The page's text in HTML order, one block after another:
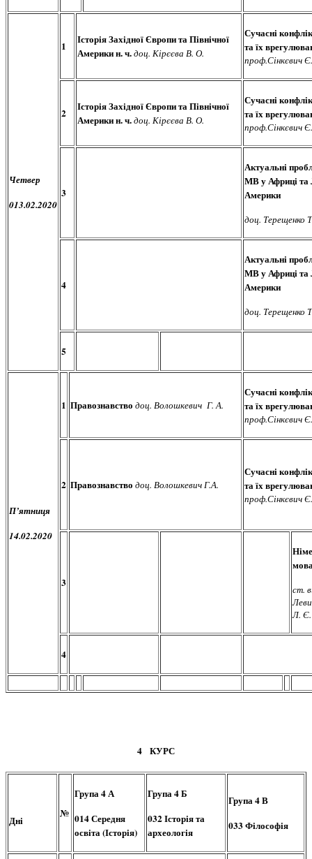
Четвер
013.02.2020
1
Історія Західної Європи та Північної
Америки н. ч.доц. Кірєєва В. О.
Сучасні
та їх
проф.Сінкєвич
2
Історія Західної Європи та Північної
Америки н. ч.доц. Кірєєва В. О.
Сучасні
та їх
проф.Сінкєвич
3
Актуальні
МВ у Африці та
Америки
доц. Терещенко
4
Актуальні
МВ у Африці та
Америки
доц. Терещенко
5
П’ятниця
14.02.2020
1 Правознавство доц. Волошкевич Г. А.
Сучасні
та їх
проф.Сінкєвич
2 Правознавство доц. Волошкевич Г.А.
Сучасні
та їх
проф.Сінкєвич
3
ст.
Л. Є.
4
4 КУРС
Дні
№
Група 4 А
014 Середня
освіта (Історія)
Група 4 Б
032 Історія та
археологія
Група 4 В
033 Філософія